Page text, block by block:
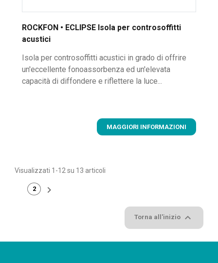
ROCKFON • ECLIPSE Isola per controsoffitti
acustici
Isola per controsoffitti acustici in grado di offrire
un'eccellente fonoassorbenza ed un'elevata
capacità di diffondere e riflettere la luce...
MAGGIORI INFORMAZIONI
Visualizzati 1-12 su 13 articoli
2 
Torna all'inizio 